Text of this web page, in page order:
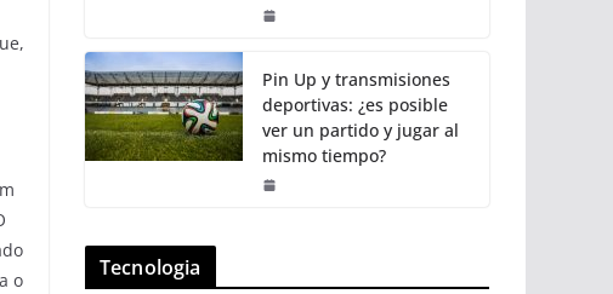
o
Pin Up y transmisiones
deportivas: ¿es posible
ver un partido y jugar al
mismo tiempo?
Tecnologia